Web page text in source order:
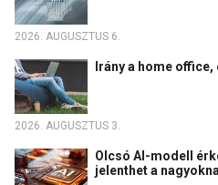
2026. AUGUSZTUS 6.
Irány a home
2026. AUGUSZTUS 3.
Olcsó AI-modell
jelenthet a